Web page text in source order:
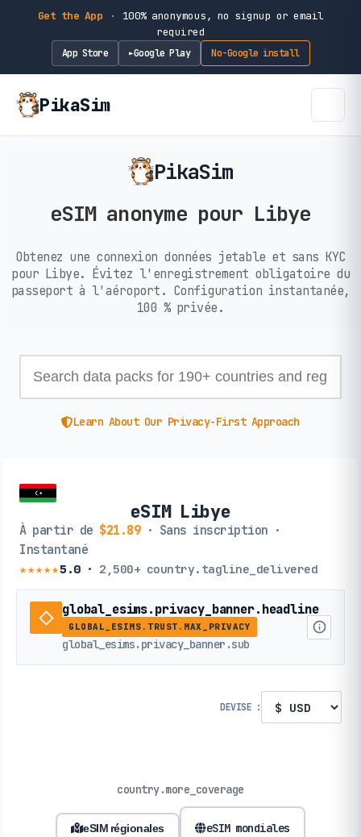
Get the App ·
100% anonymous, no signup or email
required
App Store ►Google Play No-Google install
PikaSim
PikaSim
eSIM anonyme pour Libye
Obtenez une connexion données jetable et sans KYC
pour Libye. Évitez l'enregistrement obligatoire du
passeport à l'aéroport. Configuration instantanée,
100 % privée.
Learn About Our Privacy-First Approach
eSIM Libye
À partir de $21.89· Sans inscription ·
Instantané
★★★★★5.0· 2,500+ country.tagline_delivered
global_esims.privacy_banner.headline
GLOBAL_ESIMS.TRUST.MAX_PRIVACY
global_esims.privacy_banner.sub
DEVISE :
country.more_coverage
eSIM régionales eSIM mondiales